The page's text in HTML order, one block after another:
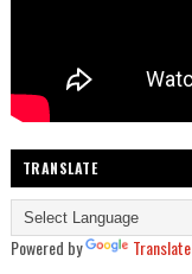
TRANSLATE
Powered by Translate